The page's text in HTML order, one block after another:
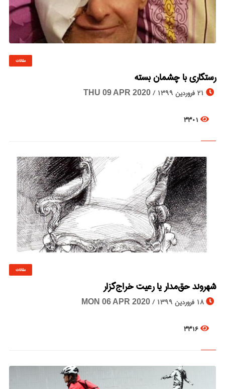
مقالات
رستگاری با چشمان بسته
21 فروردین 1399 / THU 09 APR 2020
3301
مقالات
شهروند حق‌مدار یا رعیت خراج‌گزار
18 فروردین 1399 / MON 06 APR 2020
3316